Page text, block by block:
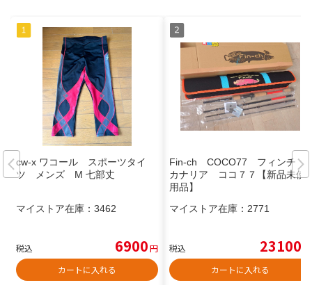
cw-x ワコール スポーツタイ
ツ メンズ M 七部丈
マイストア在庫： 3462
税込 6900円
カートに入れる
Fin-ch COCO77 フィンチ
カナリア ココ７７【新品未使
用品】
マイストア在庫： 2771
税込 23100
カートに入れる